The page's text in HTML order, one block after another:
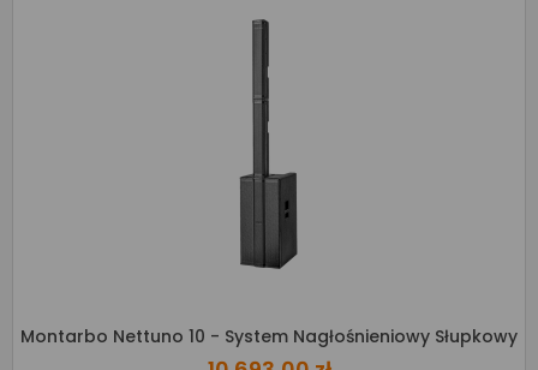
Montarbo Nettuno 10 - System Nagłośnieniowy Słupkowy